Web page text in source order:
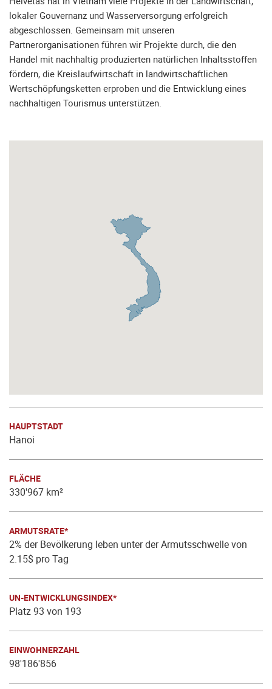
lokaler Gouvernanz und Wasserversorgung erfolgreich
abgeschlossen. Gemeinsam mit unseren
Partnerorganisationen führen wir Projekte durch, die den
Handel mit nachhaltig produzierten natürlichen Inhaltsstoffen
fördern, die Kreislaufwirtschaft in landwirtschaftlichen
Wertschöpfungsketten erproben und die Entwicklung eines
nachhaltigen Tourismus unterstützen.
HAUPTSTADT
Hanoi
FLÄCHE
330'967 km²
ARMUTSRATE*
2% der Bevölkerung leben unter der Armutsschwelle von
2.15$ pro Tag
UN-ENTWICKLUNGSINDEX*
Platz 93 von 193
EINWOHNERZAHL
98'186'856